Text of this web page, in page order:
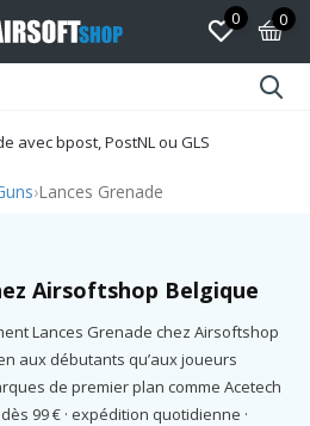
0 0
avec bpost, PostNL ou GLS
›Lances Grenade
Airsoftshop Belgique
Lances Grenade chez Airsoftshop
aux débutants qu’aux joueurs
de premier plan comme Acetech
99 € · expédition quotidienne ·